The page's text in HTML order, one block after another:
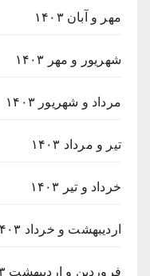
مهر و آبان ۱۴۰۳
شهریور و مهر ۱۴۰۳
مرداد و شهریور ۱۴۰۳
تیر و مرداد ۱۴۰۳
خرداد و تیر ۱۴۰۳
اردیبهشت و خرداد ۱۴۰۳
فروردین و اردیبهشت ۱۴۰۳